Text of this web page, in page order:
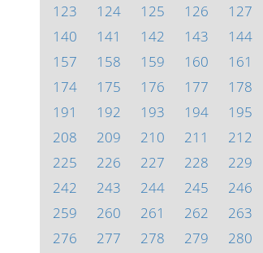
123
124 125 126 127
140
141 142 143 144
157
158 159 160 161
174
175 176 177 178
191
192 193 194 195
208
209 210 211 212
225
226 227 228 229
242
243 244 245 246
259
260 261 262 263
276
277 278 279 280